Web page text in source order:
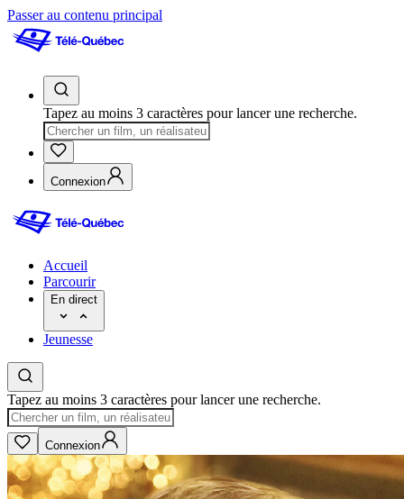
Passer au contenu principal
Tapez au moins 3 caractères pour lancer une recherche.
Connexion
Accueil
Parcourir
En direct
Jeunesse
Tapez au moins 3 caractères pour lancer une recherche.
Connexion